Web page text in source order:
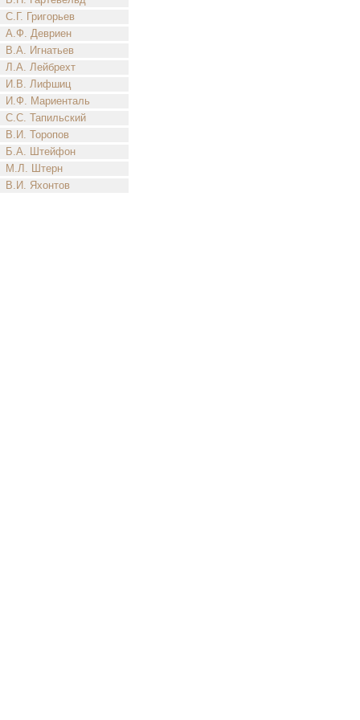
С.Г. Григорьев
А.Ф. Девриен
В.А. Игнатьев
Л.А. Лейбрехт
И.В. Лифшиц
И.Ф. Мариенталь
С.С. Тапильский
В.И. Торопов
Б.А. Штейфон
М.Л. Штерн
В.И. Яхонтов